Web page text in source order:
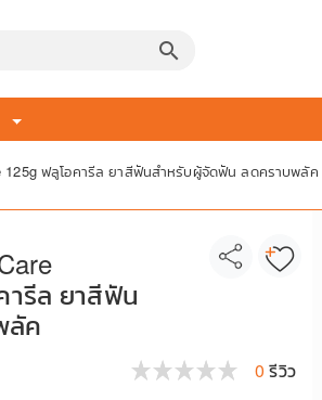
search
125g ฟลูโอคารีล ยาสีฟันสำหรับผู้จัดฟัน ลดคราบพลัค
ารีล ยาสีฟัน
ลัค
0 รีวิว